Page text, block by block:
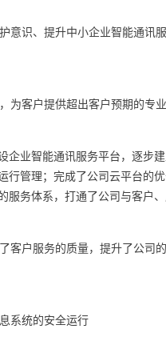
意识、提升中小企业智能通讯
为客户提供超出客户预期的专业
企业智能通讯服务平台，逐步
行管理；完成了公司云平台
务体系，打通了公司与客户
客户服务的质量，提升了公
系统的安全运行